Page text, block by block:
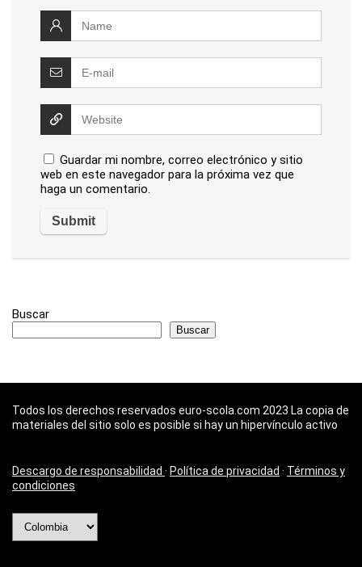
Guardar mi nombre, correo electrónico y sitio
web en este navegador para la próxima vez que
haga un comentario.
Buscar
Buscar
Todos los derechos reservados euro-scola.com 2023 La copia de
materiales del sitio solo es posible si hay un hipervínculo activo
Descargo de responsabilidad · Política de privacidad · Términos y
condiciones